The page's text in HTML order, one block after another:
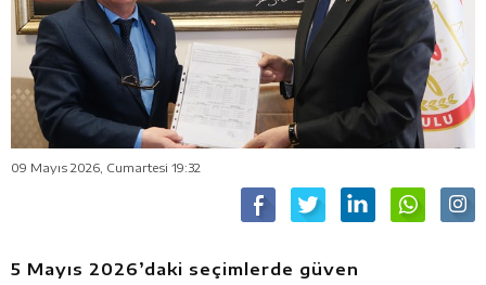
09 Mayıs 2026, Cumartesi 19:32
5 Mayıs 2026’daki seçimlerde güven